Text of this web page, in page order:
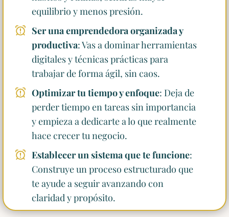
equilibrio y menos presión.
Ser una emprendedora organizada y
productiva: Vas a dominar herramientas
digitales y técnicas prácticas para
trabajar de forma ágil, sin caos.
Optimizar tu tiempo y enfoque: Deja de
perder tiempo en tareas sin importancia
y empieza a dedicarte a lo que realmente
hace crecer tu negocio.
Establecer un sistema que te funcione:
Construye un proceso estructurado que
te ayude a seguir avanzando con
claridad y propósito.